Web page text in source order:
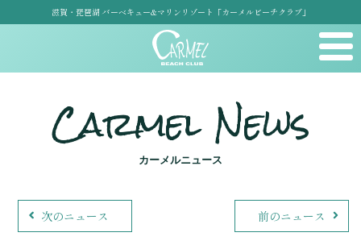
滋賀・琵琶湖 バーベキュー&マリンリゾート「カーメルビーチクラブ」
Carmel News
カーメルニュース
次のニュース 前のニュース